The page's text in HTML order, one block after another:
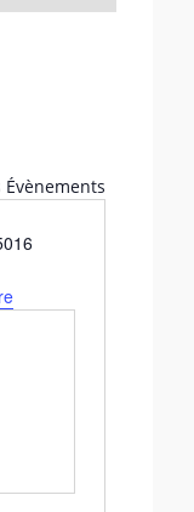
Évènements